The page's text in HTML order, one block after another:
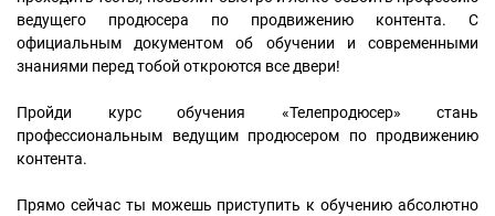
ведущего продюсера по продвижению контента. С
официальным документом об обучении и современными
знаниями перед тобой откроются все двери!
Пройди курс обучения «Телепродюсер» стань
профессиональным ведущим продюсером по продвижению
контента.
Прямо сейчас ты можешь приступить к обучению абсолютно